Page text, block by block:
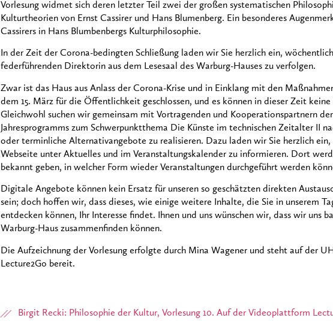
Vorlesung widmet sich deren letzter Teil zwei der großen systematischen
Kulturtheorien von Ernst Cassirer und Hans Blumenberg. Ein besonderes
Cassirers in Hans Blumbenbergs Kulturphilosophie.
In der Zeit der Corona-bedingten Schließung laden wir Sie herzlich ein,
federführenden Direktorin aus dem Lesesaal des Warburg-Hauses zu verfolgen.
Zwar ist das Haus aus Anlass der Corona-Krise und in Einklang mit den
dem 15. März für die Öffentlichkeit geschlossen, und es können in dieser Zeit
Gleichwohl suchen wir gemeinsam mit Vortragenden und Kooperationspartnern
Jahresprogramms zum Schwerpunktthema Die Künste im technischen Zeitalter II
oder terminliche Alternativangebote zu realisieren. Dazu laden wir Sie herzlich ein,
Webseite unter Aktuelles und im Veranstaltungskalender zu informieren. Dort
bekannt geben, in welcher Form wieder Veranstaltungen durchgeführt werden
Digitale Angebote können kein Ersatz für unseren so geschätzten direkten
sein; doch hoffen wir, dass dieses, wie einige weitere Inhalte, die Sie in unserem
entdecken können, Ihr Interesse findet. Ihnen und uns wünschen wir, dass wir uns
Warburg-Haus zusammenfinden können.
Die Aufzeichnung der Vorlesung erfolgte durch Mina Wagener und steht auf der
Lecture2Go bereit.
Birgit Recki: Philosophie der Kultur, Vorlesung 10. Auf der Videoplattform